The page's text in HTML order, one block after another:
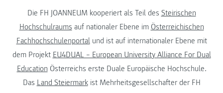
Die FH JOANNEUM kooperiert als Teil des Steirischen
Hochschulraums auf nationaler Ebene im Österreichischen
Fachhochschulenportalund ist auf internationaler Ebene mit
dem Projekt EU4DUAL – European University Alliance For Dual
Education Österreichs erste Duale Europäische Hochschule.
Das Land Steiermarkist Mehrheitsgesellschafter der FH